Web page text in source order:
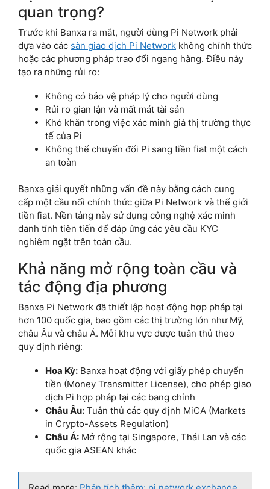
quan trọng?
Trước khi Banxa ra mắt, người dùng Pi Network phải
dựa vào các sàn giao dịch Pi Network không chính thức
hoặc các phương pháp trao đổi ngang hàng. Điều này
tạo ra những rủi ro:
Không có bảo vệ pháp lý cho người dùng
Rủi ro gian lận và mất mát tài sản
Khó khăn trong việc xác minh giá thị trường thực
tế của Pi
Không thể chuyển đổi Pi sang tiền fiat một cách
an toàn
Banxa giải quyết những vấn đề này bằng cách cung
cấp một cầu nối chính thức giữa Pi Network và thế giới
tiền fiat. Nền tảng này sử dụng công nghệ xác minh
danh tính tiên tiến để đáp ứng các yêu cầu KYC
nghiêm ngặt trên toàn cầu.
Khả năng mở rộng toàn cầu và
tác động địa phương
Banxa Pi Network đã thiết lập hoạt động hợp pháp tại
hơn 100 quốc gia, bao gồm các thị trường lớn như Mỹ,
châu Âu và châu Á. Mỗi khu vực được tuân thủ theo
quy định riêng:
Hoa Kỳ: Banxa hoạt động với giấy phép chuyển
tiền (Money Transmitter License), cho phép giao
dịch Pi hợp pháp tại các bang chính
Châu Âu: Tuân thủ các quy định MiCA (Markets
in Crypto-Assets Regulation)
Châu Á: Mở rộng tại Singapore, Thái Lan và các
quốc gia ASEAN khác